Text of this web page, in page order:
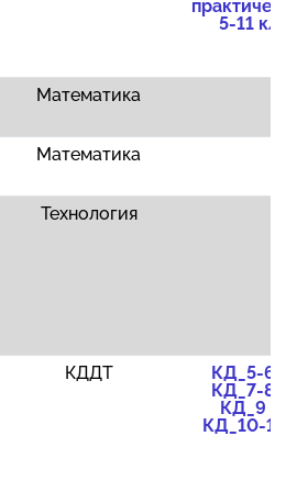
5-11
Математика
Математика
Технология
КДДТ
КД_5-6
КД_7-8
КД_9
КД_10-11